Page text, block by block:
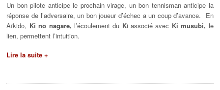
Un bon pilote anticipe le prochain virage, un bon tennisman anticipe la
réponse de l’adversaire, un bon joueur d’échec a un coup d’avance. En
Aïkido, Ki no nagare, l’écoulement du Ki associé avec Ki musubi, le
lien, permettent l’intuition.
Lire la suite +